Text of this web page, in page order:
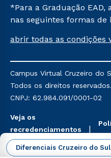
Diferenciais Cruzeiro do Sul
*Para a Graduação
nas seguintes formas de
Já para as demais, a
mencionadas são
Religioso, Geografia para
do Ensino de História:
abrir todas as condições
Campus Virtual Cruzeiro do
Todos os direitos reservados.
CNPJ: 62.984.091/0001-02
Veja os
recredenciamentos
aqui